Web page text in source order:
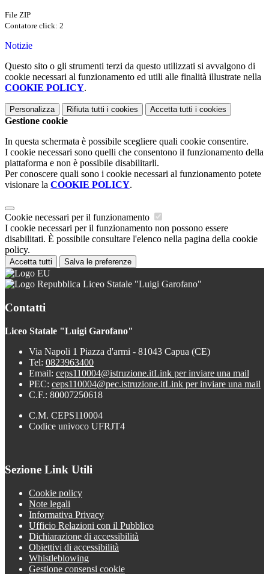
File ZIP
Contatore click: 2
Notizie
Questo sito o gli strumenti terzi da questo utilizzati si avvalgono di
cookie necessari al funzionamento ed utili alle finalità illustrate nella
COOKIE POLICY.
Personalizza Rifiuta tutti i cookies Accetta tutti i cookies
Gestione cookie
In questa schermata è possibile scegliere quali cookie consentire.
I cookie necessari sono quelli che consentono il funzionamento della
piattaforma e non è possibile disabilitarli.
Per conoscere quali sono i cookie necessari al funzionamento potete
visionare la COOKIE POLICY.
Cookie necessari per il funzionamento
I cookie necessari per il funzionamento non possono essere
disabilitati. È possibile consultare l'elenco nella pagina della cookie
policy.
Accetta tutti Salva le preferenze
Liceo Statale "Luigi Garofano"
Contatti
Liceo Statale "Luigi Garofano"
Via Napoli 1 Piazza d'armi - 81043 Capua (CE)
Tel: 0823963400
Email: ceps110004@istruzione.itLink per inviare una mail
PEC: ceps110004@pec.istruzione.itLink per inviare una mail
C.F.: 80007250618
C.M. CEPS110004
Codice univoco UFRJT4
Sezione Link Utili
Cookie policy
Note legali
Informativa Privacy
Ufficio Relazioni con il Pubblico
Dichiarazione di accessibilità
Obiettivi di accessibilità
Whistleblowing
Gestione consensi cookie